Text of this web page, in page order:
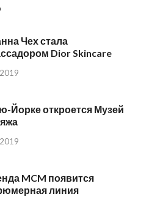
Чех стала
Dior Skincare
Йорке откроется Музей
MCM появится
линия